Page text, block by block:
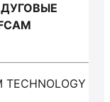
TECHNOLOGY